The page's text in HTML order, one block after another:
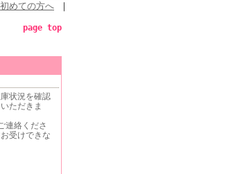
初めての方へ ｜
page top
状況を確認
ただきま
連絡くださ
受けできな